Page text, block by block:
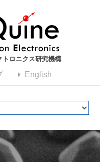
トロニクス研究機構
English